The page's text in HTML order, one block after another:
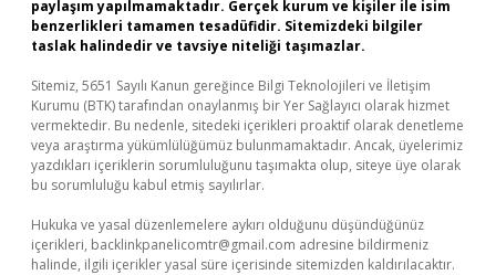
paylaşım yapılmamaktadır. Gerçek kurum ve kişiler ile isim
benzerlikleri tamamen tesadüfidir. Sitemizdeki bilgiler
taslak halindedir ve tavsiye niteliği taşımazlar.
Sitemiz, 5651 Sayılı Kanun gereğince Bilgi Teknolojileri ve İletişim
Kurumu (BTK) tarafından onaylanmış bir Yer Sağlayıcı olarak hizmet
vermektedir. Bu nedenle, sitedeki içerikleri proaktif olarak denetleme
veya araştırma yükümlülüğümüz bulunmamaktadır. Ancak, üyelerimiz
yazdıkları içeriklerin sorumluluğunu taşımakta olup, siteye üye olarak
bu sorumluluğu kabul etmiş sayılırlar.
Hukuka ve yasal düzenlemelere aykırı olduğunu düşündüğünüz
içerikleri, backlinkpanelicomtr@gmail.com adresine bildirmeniz
halinde, ilgili içerikler yasal süre içerisinde sitemizden kaldırılacaktır.